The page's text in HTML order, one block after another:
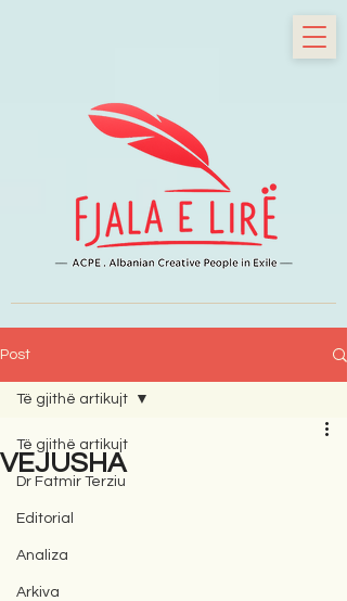
Post
Të gjithë artikujt
Dr Fatmir Terziu
Editorial
Analiza
Arkiva
Të gjithë artikujt
VEJUSHA